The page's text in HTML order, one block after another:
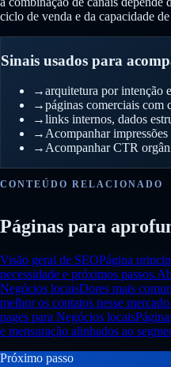
ciclo de venda e da capacidade
Sinais usados para
→arquitetura por intenção
→páginas comerciais com
→links internos, dados
→ Acompanhar
→ Acompanhar CTR
CONTEÚDO RELACIONADO
Páginas para
Visão geral de SEOPágina
necessidade e próximos passos.
Negócios locaisDores mais
melhor os contatos nesse mercado.
pages para Negócios locais
e mensuração alinhados ao
Próximo passo